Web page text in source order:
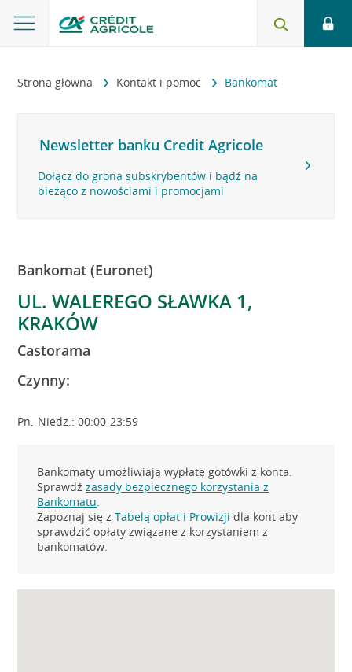
Strona główna Kontakt i pomoc Bankomat
Newsletter banku Credit Agricole
Dołącz do grona subskrybentów i bądź na
bieżąco z nowościami i promocjami
Bankomat (Euronet)
UL. WALEREGO SŁAWKA 1,
KRAKÓW
Castorama
Czynny:
Pn.-Niedz.: 00:00-23:59
Bankomaty umożliwiają wypłatę gotówki z konta.
Sprawdźzasady bezpiecznego korzystania z
Bankomatu.
Zapoznaj się zTabelą opłat i Prowizji dla kont aby
sprawdzić opłaty związane z korzystaniem z
bankomatów.